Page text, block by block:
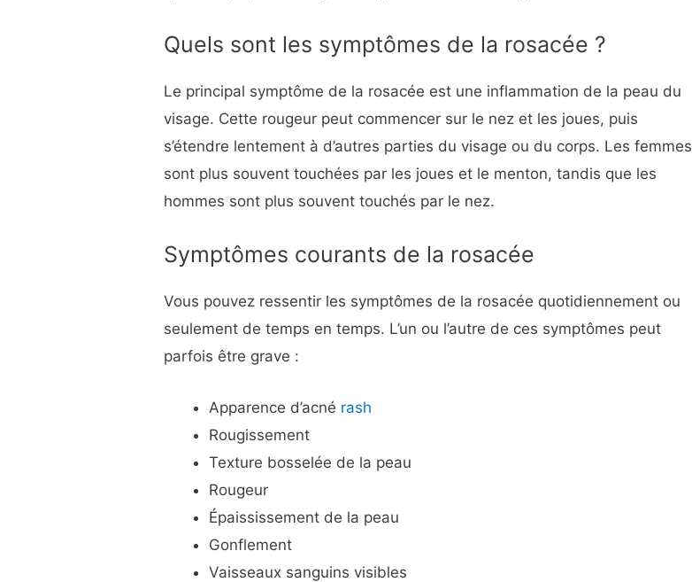
Quels sont les symptômes de la rosacée ?
Le principal symptôme de la rosacée est une inflammation de la peau du
visage. Cette rougeur peut commencer sur le nez et les joues, puis
s’étendre lentement à d’autres parties du visage ou du corps. Les femmes
sont plus souvent touchées par les joues et le menton, tandis que les
hommes sont plus souvent touchés par le nez.
Symptômes courants de la rosacée
Vous pouvez ressentir les symptômes de la rosacée quotidiennement ou
seulement de temps en temps. L’un ou l’autre de ces symptômes peut
parfois être grave :
Apparence d’acné rash
Rougissement
Texture bosselée de la peau
Rougeur
Épaississement de la peau
Gonflement
Vaisseaux sanguins visibles